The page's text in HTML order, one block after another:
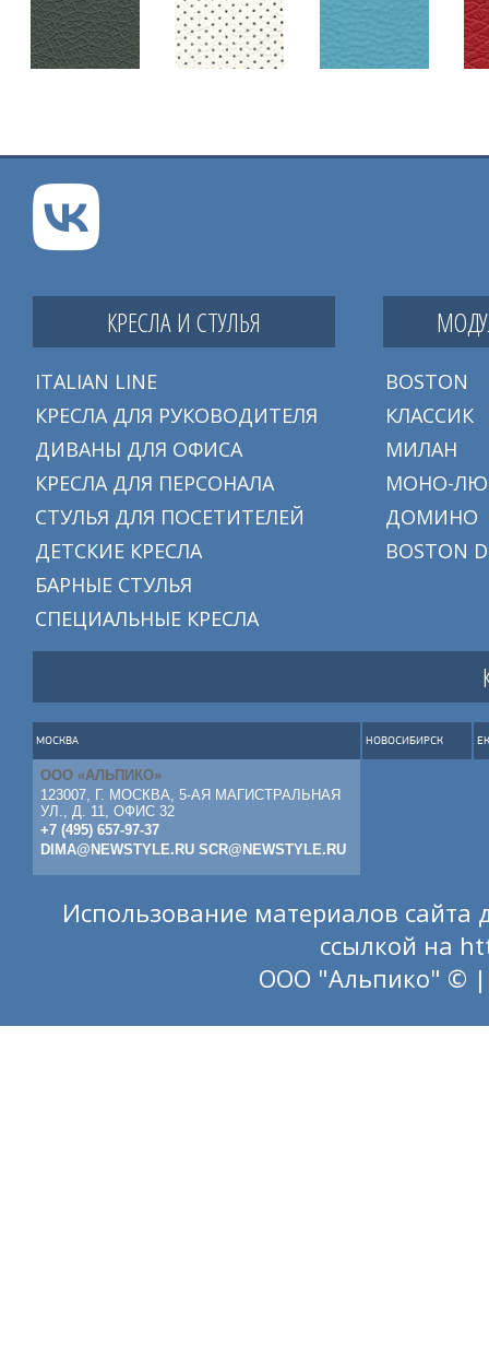
КРЕСЛА И СТУЛЬЯ
ITALIAN LINE
КРЕСЛА ДЛЯ РУКОВОДИТЕЛЯ
ДИВАНЫ ДЛЯ ОФИСА
КРЕСЛА ДЛЯ ПЕРСОНАЛА
СТУЛЬЯ ДЛЯ ПОСЕТИТЕЛЕЙ
ДЕТСКИЕ КРЕСЛА
БАРНЫЕ СТУЛЬЯ
СПЕЦИАЛЬНЫЕ КРЕСЛА
BOSTON
КЛАССИК
МИЛАН
МОНО-
ДОМИНО
BOSTON
МОСКВА
ООО «АЛЬПИКО»
123007, Г. МОСКВА, 5-АЯ МАГИСТРАЛЬНАЯ
УЛ., Д. 11, ОФИС 32
+7 (495) 657-97-37
DIMA@NEWSTYLE.RU SCR@NEWSTYLE.RU
НОВОСИБИРСК
Использование материалов сайта
ссылкой на
ООО "Альпико" © |